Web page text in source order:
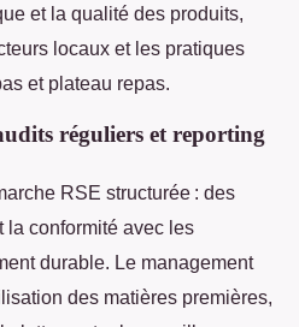
et la qualité des produits,
locaux et les pratiques
et plateau repas.
réguliers et reporting
RSE structurée : des
la conformité avec les
durable. Le management
des matières premières,